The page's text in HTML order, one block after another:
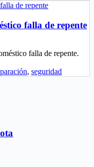
falla de repente
falla de repente.
, seguridad